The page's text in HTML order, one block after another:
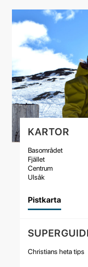
KARTOR
Basområdet
Fjället
Centrum
Ulsåk
Pistkarta
Christians heta tips